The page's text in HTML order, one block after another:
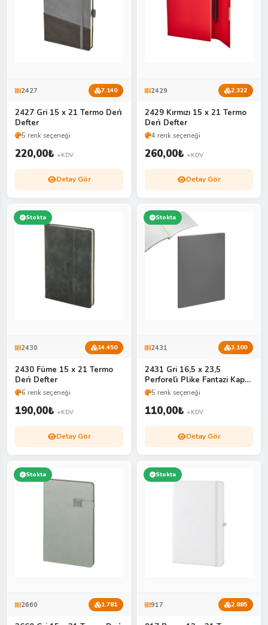
2427 7.140
2427 Gri 15 x 21 Termo Deri̇
Defter
5 renk seçeneği
220,00₺ +KDV
Detay Gör
2429 2.322
2429 Kırmızı 15 x 21 Termo
Deri̇ Defter
4 renk seçeneği
260,00₺ +KDV
Detay Gör
Stokta
2430 14.450
2430 Füme 15 x 21 Termo
Deri̇ Defter
6 renk seçeneği
190,00₺ +KDV
Detay Gör
Stokta
2431 3.100
2431 Gri 16,5 x 23,5
Perforeli̇ Plike Fantazi Kapak
Defter
5 renk seçeneği
110,00₺ +KDV
Detay Gör
Stokta
2660 1.781
Stokta
917 2.885